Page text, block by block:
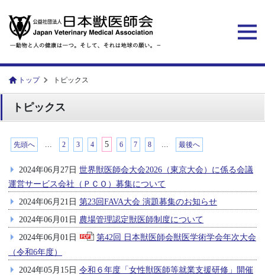
トップ トピックス
トピックス
先頭へ ... 2 3 4 5 6 7 8 ... 最後へ
2024年06月27日 世界獣医師会大会2026（東京大会）に係る会議
運営サービス会社（ＰＣＯ）募集について
2024年06月21日 第23回FAVA大会 演題募集のお知らせ
2024年06月01日 農場管理認定獣医師制度について
2024年06月01日
第42回 日本獣医師会獣医学術学会年次大会
（令和6年度）
2024年05月15日 令和６年度「女性獣医師等就業支援研修」開催